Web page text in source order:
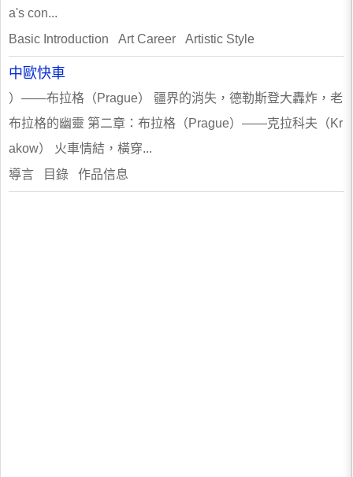
a's con...
Basic Introduction Art Career Artistic Style
中歐快車
）——布拉格（Prague） 疆界的消失，德勒斯登大轟炸，老
布拉格的幽靈 第二章：布拉格（Prague）——克拉科夫（Kr
akow） 火車情結，橫穿...
導言 目錄 作品信息